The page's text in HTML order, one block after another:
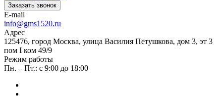
Заказать звонок
E-mail
info@gms1520.ru
Адрес
125476, город Москва, улица Василия Петушкова, дом 3, эт 3
пом I ком 49/9
Режим работы
Пн. – Пт.: с 9:00 до 18:00